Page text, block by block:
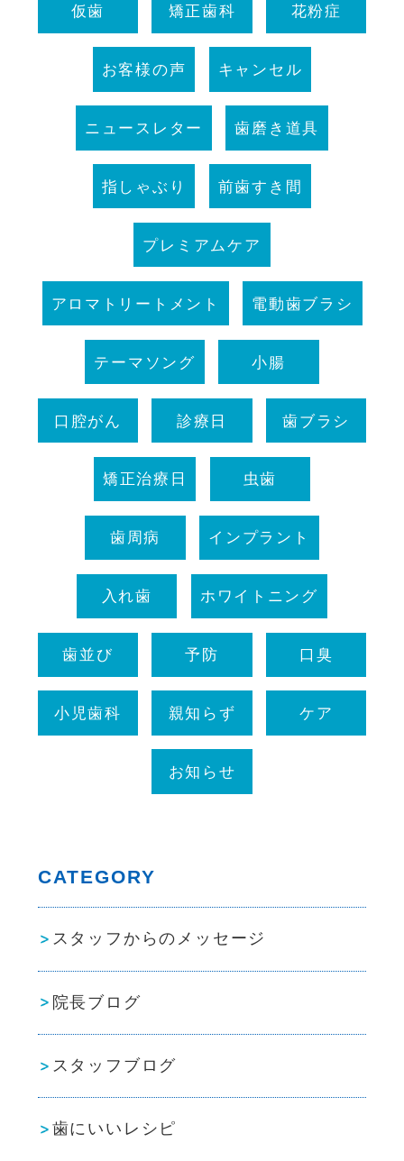
仮歯 矯正歯科 花粉症
お客様の声 キャンセル
ニュースレター 歯磨き道具
指しゃぶり 前歯すき間
プレミアムケア
アロマトリートメント 電動歯ブラシ
テーマソング 小腸
口腔がん 診療日 歯ブラシ
矯正治療日 虫歯
歯周病 インプラント
入れ歯 ホワイトニング
歯並び 予防 口臭
小児歯科 親知らず ケア
お知らせ
CATEGORY
スタッフからのメッセージ
院長ブログ
スタッフブログ
歯にいいレシピ